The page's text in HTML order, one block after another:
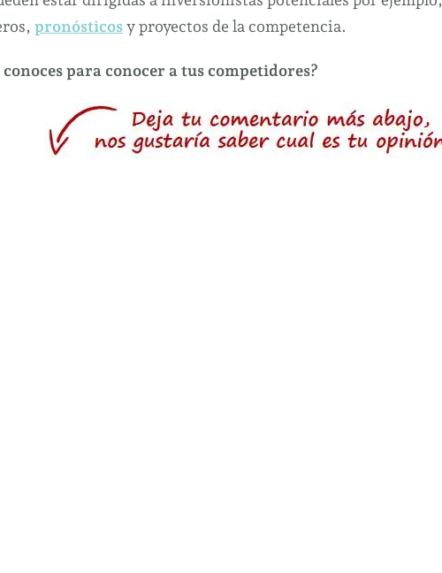
pronósticosy proyectos de la competencia.
para conocer a tus competidores?